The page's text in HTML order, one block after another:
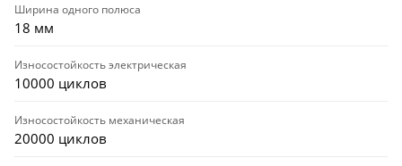
Ширина одного полюса
18 мм
Износостойкость электрическая
10000 циклов
Износостойкость механическая
20000 циклов